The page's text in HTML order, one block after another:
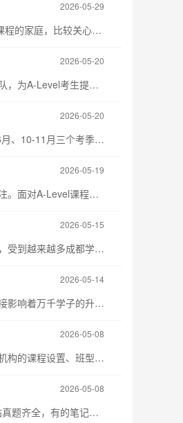
2026-05-29
随着越来越多家庭选择A-level课程作为孩子升学海外院校的路径，成都本地想要报名新航道A-level课程的家庭，比较关心的问题之一就是课程费用的情况。作为深耕国际课程培训多年的品牌，新航道在成都的课程设置分层清晰，不同班型价格对应不同的学习需求，整体价格体系透明，适合不同预算的家庭选择。
2026-05-20
新航道成都A-Level培训机构作为专注于国际课程培训的机构，凭借多年的教学经验和专业的师资团队，为A-Level考生提供全方位的备考支持。
2026-05-20
A-Level考试作为全球认可度较高的国际课程考试，2026年仍延续分季考试模式，主要分为1月、5-6月、10-11月三个考季，不同考季的考试科目和适用地区略有差异，具体时间安排如下：
2026-05-19
随着国际教育需求的增长，A-Level课程作为通往海外高校的重要途径，受到越来越多成都学子的关注。面对A-Level课程的专业性和考试要求，不少学生选择一对一培训来改善学习效率。在成都A-Level培训市场中，新航道凭借定制化的教学服务、专业的师资团队和完善的课程体系，成为众多学生的选择。
2026-05-15
随着英联邦留学热度攀升，A-Level课程作为通往英国、澳大利亚、中国香港等地区高校的重要途径，受到越来越多成都学子和家长关注。对于希望集中精力改善成绩、冲海外高校的学生而言，脱产培训成为好选择。在成都A-Level脱产培训市场中，新航道凭借多年教学积淀和成熟服务体系，成为众多家庭的考量对象。本文将从多个维度解析新航道的A-Level脱产课程，为您的选择提供参考。
2026-05-14
随着国际教育竞争日趋激烈，A-Level作为全球认可度较高的国际课程体系之一，其考试时间安排直接影响着万千学子的升学规划。2026年三大主流考试局（CAIE、爱德思、牛津AQA）的考试日程已陆续公布，整体呈现出"夏季考季提前、报名节点收紧"的特点。本文将系统梳理各考试局的核心时间安排，并结合新航道成都A-Level培训学校的教学经验，为考生提供科学的备考建议。
2026-05-08
在成都，A-Level作为通往英联邦国家高校的重要途径，其培训市场呈现出多元化的收费格局。不同机构的课程设置、班型配置和服务内容差异，直接导致了学费的高低之分。本文将结合成都本地市场行情，重点解析新航道成都A-Level课程的收费体系，为学生和家长提供客观的择校参考。
2026-05-08
A-Level备考阶段，很多学生面临的不是“没资料”，而是“资料太多，不知道哪个适合自己”，有的网站真题齐全，有的笔记简洁，有的适合按知识点刷题，还有的专门用来训练数学思维。用错了资源花再多时间也很难看到效果，坐在书桌前忙了一整天，却说不清自己到底进步了哪里，这篇文章帮你筛选了10个真正好用的A-Level复习网站，覆盖数学、进阶数学、物理、化学、生物等主流科目，适配CIE、Edexcel、AQA、OCR等常见考试局，每个网站都标注了适用场景和使用建议，方便你根据自己的复习阶段快速选择。